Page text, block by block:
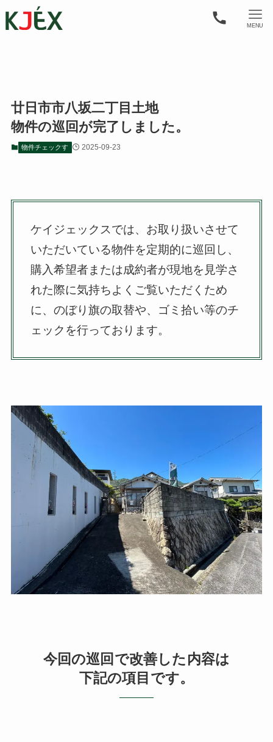
MENU
廿日市市八坂二丁目土地
物件の巡回が完了しました。
物件チェックす 2025-09-23
ケイジェックスでは、お取り扱いさせて
いただいている物件を定期的に巡回し、
購入希望者または成約者が現地を見学さ
れた際に気持ちよくご覧いただくため
に、のぼり旗の取替や、ゴミ拾い等のチ
ェックを行っております。
今回の巡回で改善した内容は
下記の項目です。